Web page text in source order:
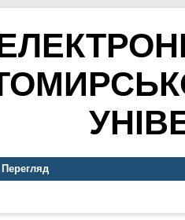
Перегляд